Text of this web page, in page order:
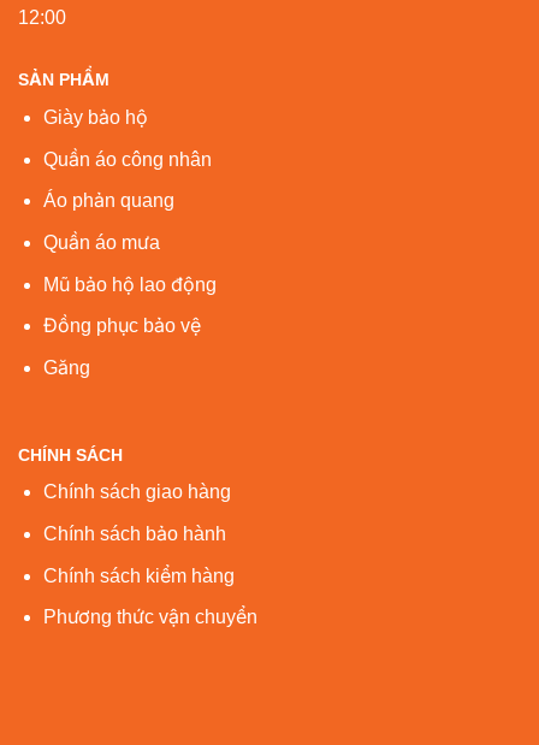
12:00
SẢN PHẨM
Giày bảo hộ
Quần áo công nhân
Áo phản quang
Quần áo mưa
Mũ bảo hộ lao động
Đồng phục bảo vệ
Găng
CHÍNH SÁCH
Chính sách giao hàng
Chính sách bảo hành
Chính sách kiểm hàng
Phương thức vận chuyển